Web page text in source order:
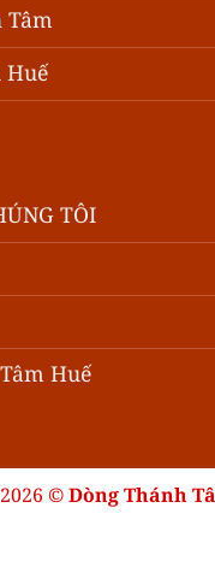
Huế
TÔI
Huế
©Dòng Thánh